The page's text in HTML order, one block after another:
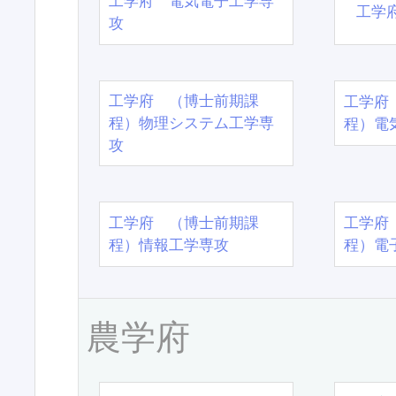
攻
工学
工学府 （博士前期課
程）物理システム工学専
攻
工学
程）電
工学府 （博士前期課
程）情報工学専攻
工学
程）電
農学府